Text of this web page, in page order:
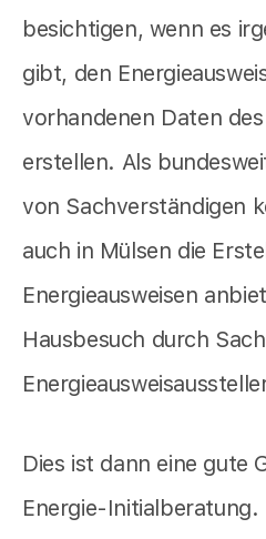
besichtigen, wenn es
gibt, den
vorhandenen Daten
erstellen. Als
von Sachverständigen
auch in Mülsen die
Energieausweisen
Hausbesuch durch
Dies ist dann eine gute
Energie-Initialberatung.